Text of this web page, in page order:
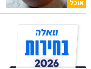
אוכל